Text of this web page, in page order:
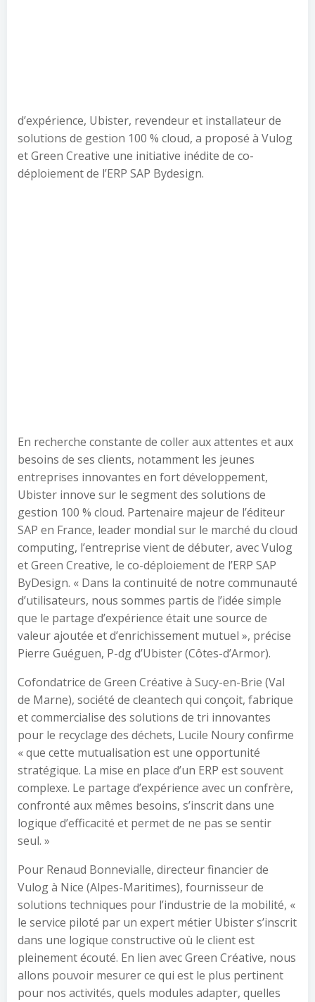
d’expérience, Ubister, revendeur et installateur de
solutions de gestion 100 % cloud, a proposé à Vulog
et Green Creative une initiative inédite de co-
déploiement de l’ERP SAP Bydesign.
En recherche constante de coller aux attentes et aux
besoins de ses clients, notamment les jeunes
entreprises innovantes en fort développement,
Ubister innove sur le segment des solutions de
gestion 100 % cloud. Partenaire majeur de l’éditeur
SAP en France, leader mondial sur le marché du cloud
computing, l’entreprise vient de débuter, avec Vulog
et Green Creative, le co-déploiement de l’ERP SAP
ByDesign. « Dans la continuité de notre communauté
d’utilisateurs, nous sommes partis de l’idée simple
que le partage d’expérience était une source de
valeur ajoutée et d’enrichissement mutuel », précise
Pierre Guéguen, P-dg d’Ubister (Côtes-d’Armor).
Cofondatrice de Green Créative à Sucy-en-Brie (Val
de Marne), société de cleantech qui conçoit, fabrique
et commercialise des solutions de tri innovantes
pour le recyclage des déchets, Lucile Noury confirme
« que cette mutualisation est une opportunité
stratégique. La mise en place d’un ERP est souvent
complexe. Le partage d’expérience avec un confrère,
confronté aux mêmes besoins, s’inscrit dans une
logique d’efficacité et permet de ne pas se sentir
seul. »
Pour Renaud Bonnevialle, directeur financier de
Vulog à Nice (Alpes-Maritimes), fournisseur de
solutions techniques pour l’industrie de la mobilité, «
le service piloté par un expert métier Ubister s’inscrit
dans une logique constructive où le client est
pleinement écouté. En lien avec Green Créative, nous
allons pouvoir mesurer ce qui est le plus pertinent
pour nos activités, quels modules adapter, quelles